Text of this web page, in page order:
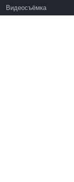
Видеосъёмка